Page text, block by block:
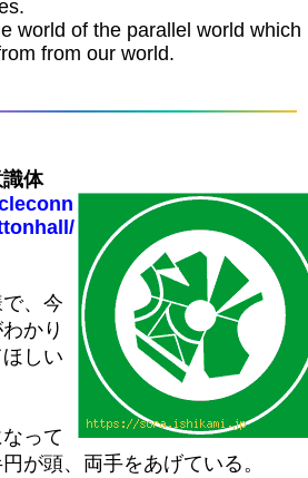
world of the parallel world which
from our world.
体
、今
かり
しい
って
が頭、両手をあげている。